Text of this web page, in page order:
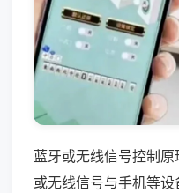
蓝牙或无线信号控制
或无线信号与手机等